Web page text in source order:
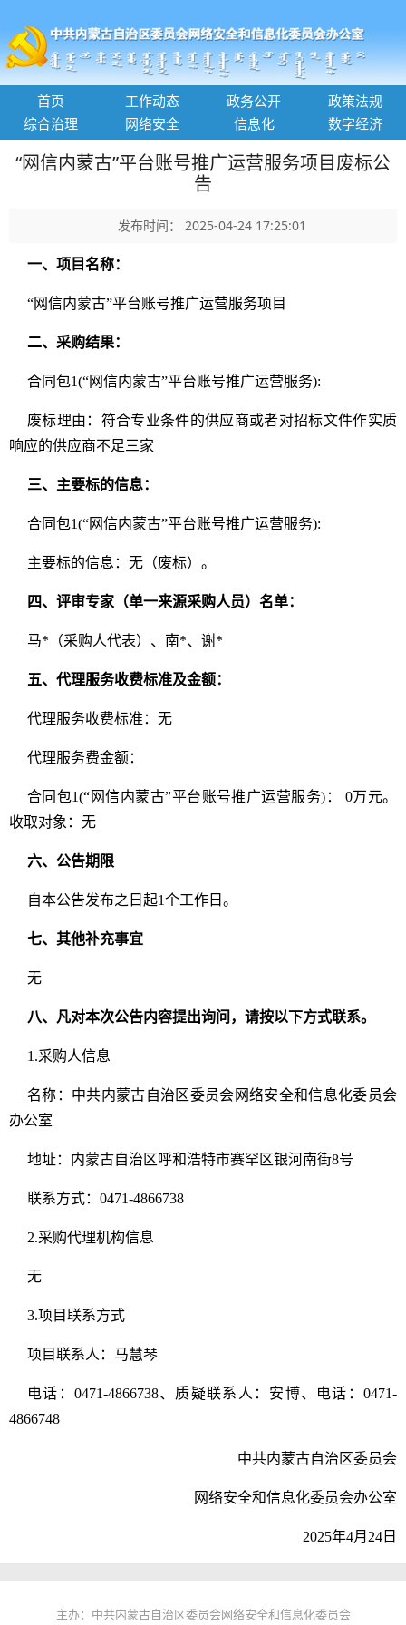
首页 工作动态 政务公开
政策法规
综合治理
网络安全 信息化 数字经济
“网信内蒙古”平台账号推广运营服务项目废标公
告
发布时间： 2025-04-24 17:25:01
一、项目名称：
“网信内蒙古”平台账号推广运营服务项目
二、采购结果：
合同包1(“网信内蒙古”平台账号推广运营服务):
废标理由：符合专业条件的供应商或者对招标文件作实质
响应的供应商不足三家
三、主要标的信息：
合同包1(“网信内蒙古”平台账号推广运营服务):
主要标的信息：无（废标）。
四、评审专家（单一来源采购人员）名单：
马*（采购人代表）、南*、谢*
五、代理服务收费标准及金额：
代理服务收费标准：无
代理服务费金额：
合同包1(“网信内蒙古”平台账号推广运营服务)： 0万元。
收取对象：无
六、公告期限
自本公告发布之日起1个工作日。
七、其他补充事宜
无
八、凡对本次公告内容提出询问，请按以下方式联系。
1.采购人信息
名称：中共内蒙古自治区委员会网络安全和信息化委员会
办公室
地址：内蒙古自治区呼和浩特市赛罕区银河南街8号
联系方式：0471-4866738
2.采购代理机构信息
无
3.项目联系方式
项目联系人：马慧琴
电话：0471-4866738、质疑联系人：安博、电话：0471-
4866748
中共内蒙古自治区委员会
网络安全和信息化委员会办公室
2025年4月24日
主办：中共内蒙古自治区委员会网络安全和信息化委员会